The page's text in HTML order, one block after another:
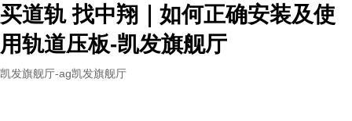
买道轨 找中翔｜如何正确安装及使
用轨道压板-凯发旗舰厅
凯发旗舰厅-ag凯发旗舰厅